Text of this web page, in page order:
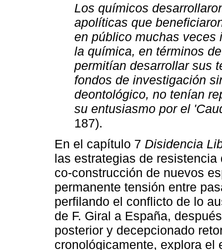
Los químicos
apolíticas que
en público muchas veces
la química, en términos
permitían desarrollar sus
fondos de investigación
deontológico, no tenían
su entusiasmo por el
187).
En el capítulo 7 Disidencia
las estrategias de
co-construcción de nuevos
permanente tensión entre
perfilando el conflicto de lo
de F. Giral a España,
posterior y decepcionado
cronológicamente, explora el